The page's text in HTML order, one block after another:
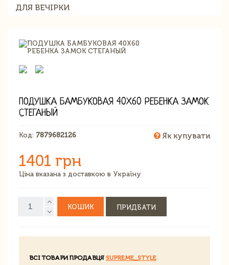
ДЛЯ ВЕЧІРКИ
ПОДУШКА БАМБУКОВАЯ 40Х60 РЕБЕНКА ЗАМОК
СТЕГАНЫЙ
Код: 7879682126 Як купувати
1401 грн
Ціна вказана з доставкою в Україну
КОШИК ПРИДБАТИ
ВСІ ТОВАРИ ПРОДАВЦЯ SUPREME_STYLE